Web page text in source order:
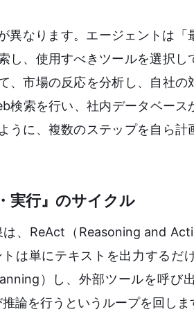
なります。エージェントは「
、使用すべきツールを選択し
、市場の反応を分析し、自社の
検索を行い、社内データベー
うに、複数のステップを自ら
実行』のサイクル
、ReAct（Reasoning and
は単にテキストを出力するだ
）し、外部ツールを呼び
論を行うというループを回しま